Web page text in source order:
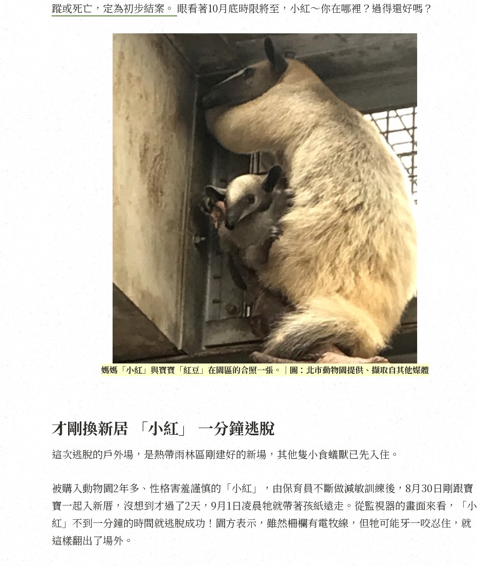
蹤或死亡，定為初步結案。 眼看著10月底時限將至，小紅～你在哪裡？過得還好嗎？
媽媽「小紅」與寶寶「紅豆」在園區的合照一張。｜圖：北市動物園提供、擷取自其他媒體
才剛換新居 「小紅」 一分鐘逃脫
這次逃脫的戶外場，是熱帶雨林區剛建好的新場，其他隻小食蟻獸已先入住。
被購入動物園2年多、性格害羞謹慎的「小紅」，由保育員不斷做減敏訓練後，8月30日剛跟寶
寶一起入新厝，沒想到才過了2天，9月1日凌晨牠就帶著孩紙遠走。從監視器的畫面來看，「小
紅」不到一分鐘的時間就逃脫成功！園方表示，雖然柵欄有電牧線，但牠可能牙一咬忍住，就
這樣翻出了場外。